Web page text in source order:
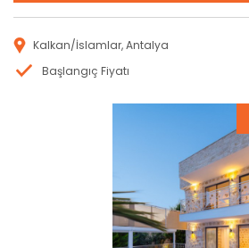
Kalkan/İslamlar, Antalya
Başlangıç Fiyatı
Rezervasyon